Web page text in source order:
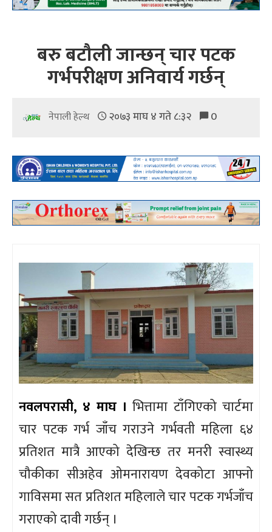
बरु बटौली जान्छन् चार पटक
गर्भपरीक्षण अनिवार्य गर्छन्
नेपाली हेल्थ २०७३ माघ ४ गते ८:३२ 0
नवलपरासी, ४ माघ । भित्तामा टाँगिएको चार्टमा
चार पटक गर्भ जाँच गराउने गर्भवती महिला ६४
प्रतिशत मात्रै आएको देखिन्छ तर मनरी स्वास्थ्य
चौकीका सीअहेव ओमनारायण देवकोटा आफ्नो
गाविसमा सत प्रतिशत महिलाले चार पटक गर्भजाँच
गराएको दावी गर्छन् ।